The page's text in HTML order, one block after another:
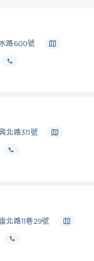
上服務 匯利率查詢
路600號
北路311號
北路11巷29號